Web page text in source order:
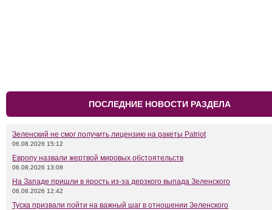
ПОСЛЕДНИЕ НОВОСТИ РАЗДЕЛА
Зеленский не смог получить лицензию на ракеты Patriot
06.08.2026 15:12
Европу назвали жертвой мировых обстоятельств
06.08.2026 13:08
На Западе пришли в ярость из-за дерзкого выпада Зеленского
06.08.2026 12:42
Туска призвали пойти на важный шаг в отношении Зеленского